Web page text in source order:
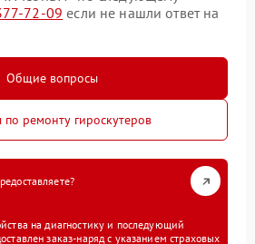
72-09 если не нашли ответ на
Общие вопросы
по ремонту гироскутеров
на диагностику и последующий
заказ-наряд с указанием страховых